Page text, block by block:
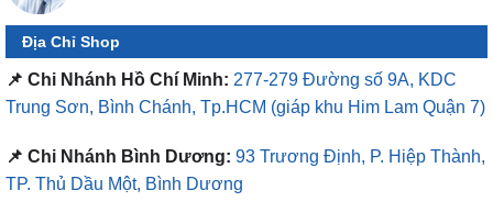
Địa Chỉ Shop
📌 Chi Nhánh Hồ Chí Minh: 277-279 Đường số 9A, KDC
Trung Sơn, Bình Chánh, Tp.HCM (giáp khu Him Lam Quận 7)
📌 Chi Nhánh Bình Dương: 93 Trương Định, P. Hiệp Thành,
TP. Thủ Dầu Một, Bình Dương